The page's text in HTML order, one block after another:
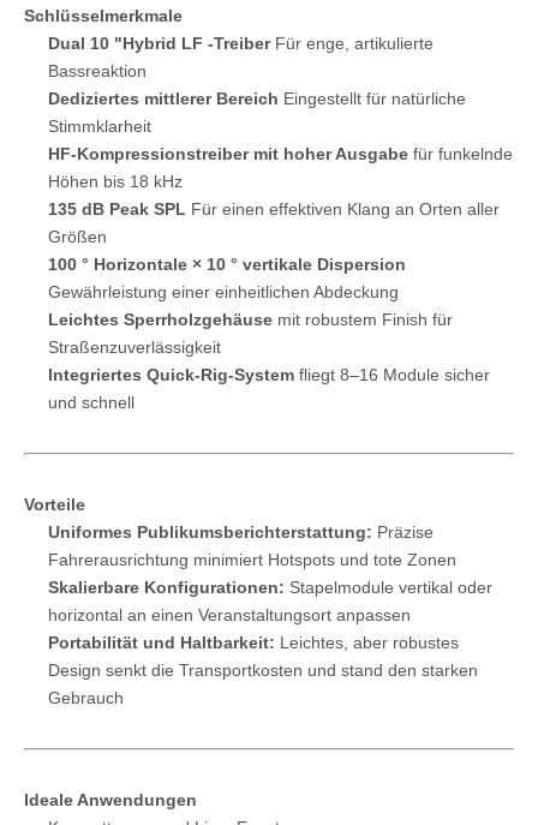
Schlüsselmerkmale
Dual 10 "Hybrid LF -TreiberFür enge, artikulierte
Bassreaktion
Dediziertes mittlerer Bereich Eingestellt für natürliche
Stimmklarheit
HF-Kompressionstreiber mit hoher Ausgabe für funkelnde
Höhen bis 18 kHz
135 dB Peak SPL Für einen effektiven Klang an Orten aller
Größen
100 ° Horizontale × 10 ° vertikale Dispersion
Gewährleistung einer einheitlichen Abdeckung
Leichtes Sperrholzgehäuse mit robustem Finish für
Straßenzuverlässigkeit
Integriertes Quick-Rig-System fliegt 8–16 Module sicher
und schnell
Vorteile
Uniformes Publikumsberichterstattung: Präzise
Fahrerausrichtung minimiert Hotspots und tote Zonen
Skalierbare Konfigurationen: Stapelmodule vertikal oder
horizontal an einen Veranstaltungsort anpassen
Portabilität und Haltbarkeit: Leichtes, aber robustes
Design senkt die Transportkosten und stand den starken
Gebrauch
Ideale Anwendungen